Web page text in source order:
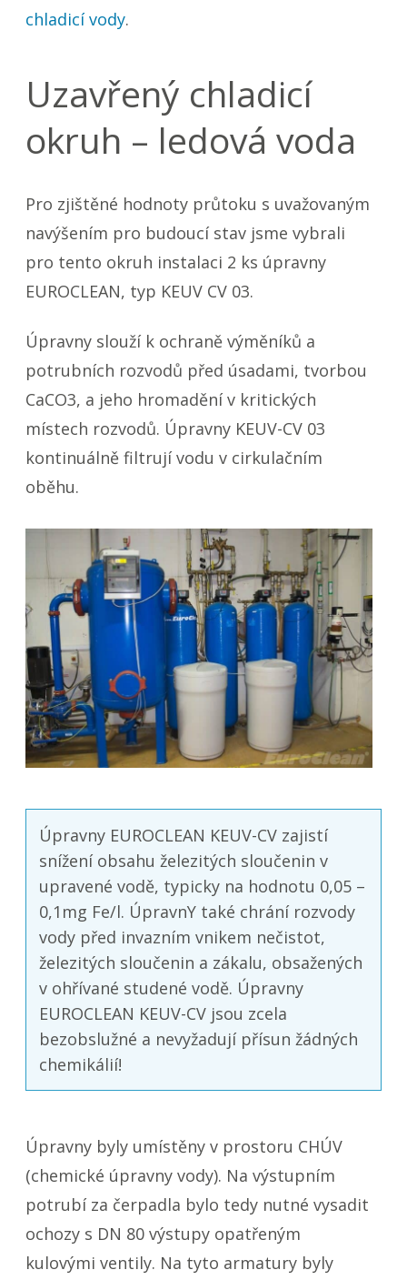
chladicí vody.
Uzavřený chladicí
okruh – ledová voda
Pro zjištěné hodnoty průtoku s uvažovaným
navýšením pro budoucí stav jsme vybrali
pro tento okruh instalaci 2 ks úpravny
EUROCLEAN, typ KEUV CV 03.
Úpravny slouží k ochraně výměníků a
potrubních rozvodů před úsadami, tvorbou
CaCO3, a jeho hromadění v kritických
místech rozvodů. Úpravny KEUV-CV 03
kontinuálně filtrují vodu v cirkulačním
oběhu.
Úpravny EUROCLEAN KEUV-CV zajistí
snížení obsahu železitých sloučenin v
upravené vodě, typicky na hodnotu 0,05 –
0,1mg Fe/l. ÚpravnY také chrání rozvody
vody před invazním vnikem nečistot,
železitých sloučenin a zákalu, obsažených
v ohřívané studené vodě. Úpravny
EUROCLEAN KEUV-CV jsou zcela
bezobslužné a nevyžadují přísun žádných
chemikálií!
Úpravny byly umístěny v prostoru CHÚV
(chemické úpravny vody). Na výstupním
potrubí za čerpadla bylo tedy nutné vysadit
ochozy s DN 80 výstupy opatřeným
kulovými ventily. Na tyto armatury byly